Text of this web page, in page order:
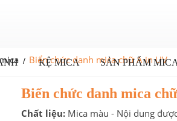
KỆ MICA SẢN PHẨM
Biển chức danh mica chữ A in UV
Biển chức danh mica
Chất liệu: Mica màu - Nội dung